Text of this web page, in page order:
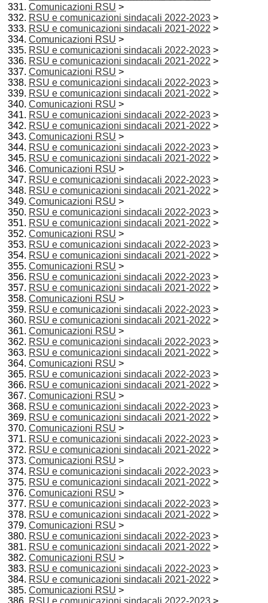
Comunicazioni RSU >
RSU e comunicazioni sindacali 2022-2023 >
RSU e comunicazioni sindacali 2021-2022 >
Comunicazioni RSU >
RSU e comunicazioni sindacali 2022-2023 >
RSU e comunicazioni sindacali 2021-2022 >
Comunicazioni RSU >
RSU e comunicazioni sindacali 2022-2023 >
RSU e comunicazioni sindacali 2021-2022 >
Comunicazioni RSU >
RSU e comunicazioni sindacali 2022-2023 >
RSU e comunicazioni sindacali 2021-2022 >
Comunicazioni RSU >
RSU e comunicazioni sindacali 2022-2023 >
RSU e comunicazioni sindacali 2021-2022 >
Comunicazioni RSU >
RSU e comunicazioni sindacali 2022-2023 >
RSU e comunicazioni sindacali 2021-2022 >
Comunicazioni RSU >
RSU e comunicazioni sindacali 2022-2023 >
RSU e comunicazioni sindacali 2021-2022 >
Comunicazioni RSU >
RSU e comunicazioni sindacali 2022-2023 >
RSU e comunicazioni sindacali 2021-2022 >
Comunicazioni RSU >
RSU e comunicazioni sindacali 2022-2023 >
RSU e comunicazioni sindacali 2021-2022 >
Comunicazioni RSU >
RSU e comunicazioni sindacali 2022-2023 >
RSU e comunicazioni sindacali 2021-2022 >
Comunicazioni RSU >
RSU e comunicazioni sindacali 2022-2023 >
RSU e comunicazioni sindacali 2021-2022 >
Comunicazioni RSU >
RSU e comunicazioni sindacali 2022-2023 >
RSU e comunicazioni sindacali 2021-2022 >
Comunicazioni RSU >
RSU e comunicazioni sindacali 2022-2023 >
RSU e comunicazioni sindacali 2021-2022 >
Comunicazioni RSU >
RSU e comunicazioni sindacali 2022-2023 >
RSU e comunicazioni sindacali 2021-2022 >
Comunicazioni RSU >
RSU e comunicazioni sindacali 2022-2023 >
RSU e comunicazioni sindacali 2021-2022 >
Comunicazioni RSU >
RSU e comunicazioni sindacali 2022-2023 >
RSU e comunicazioni sindacali 2021-2022 >
Comunicazioni RSU >
RSU e comunicazioni sindacali 2022-2023 >
RSU e comunicazioni sindacali 2021-2022 >
Comunicazioni RSU >
RSU e comunicazioni sindacali 2022-2023 >
RSU e comunicazioni sindacali 2021-2022 >
Comunicazioni RSU >